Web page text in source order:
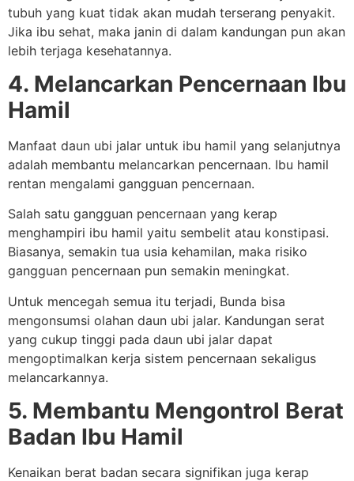
tubuh yang kuat tidak akan mudah terserang penyakit.
Jika ibu sehat, maka janin di dalam kandungan pun akan
lebih terjaga kesehatannya.
4. Melancarkan Pencernaan Ibu
Hamil
Manfaat daun ubi jalar untuk ibu hamil yang selanjutnya
adalah membantu melancarkan pencernaan. Ibu hamil
rentan mengalami gangguan pencernaan.
Salah satu gangguan pencernaan yang kerap
menghampiri ibu hamil yaitu sembelit atau konstipasi.
Biasanya, semakin tua usia kehamilan, maka risiko
gangguan pencernaan pun semakin meningkat.
Untuk mencegah semua itu terjadi, Bunda bisa
mengonsumsi olahan daun ubi jalar. Kandungan serat
yang cukup tinggi pada daun ubi jalar dapat
mengoptimalkan kerja sistem pencernaan sekaligus
melancarkannya.
5. Membantu Mengontrol Berat
Badan Ibu Hamil
Kenaikan berat badan secara signifikan juga kerap